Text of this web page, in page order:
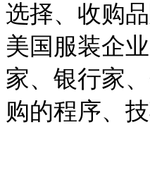
选择、收购
美国服装企
家、银行家
购的程序、